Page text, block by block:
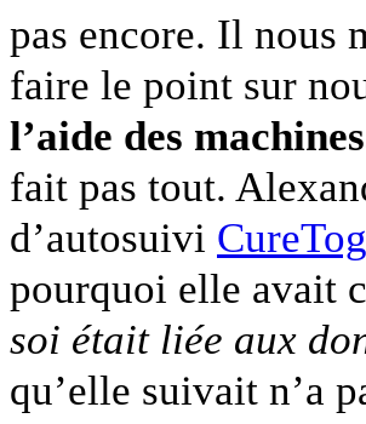
pas encore. Il nous
faire le point sur
l’aide des
fait pas tout.
d’autosuivi
pourquoi elle avait
soi était liée aux
qu’elle suivait n’a